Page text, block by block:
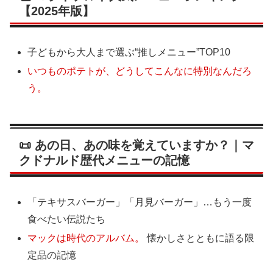
【2025年版】
子どもから大人まで選ぶ“推しメニュー”TOP10
いつものポテトが、どうしてこんなに特別なんだろ
う。
📜 あの日、あの味を覚えていますか？｜マ
クドナルド歴代メニューの記憶
「テキサスバーガー」「月見バーガー」…もう一度
食べたい伝説たち
マックは時代のアルバム。
懐かしさとともに語る限
定品の記憶